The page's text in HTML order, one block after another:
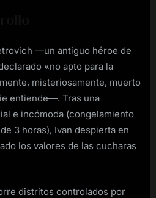
—un antiguo héroe de
«no apto para la
misteriosamente, muerto
entiende—. Tras una
e incómoda (congelamiento
3 horas), Ivan despierta en
los valores de las cucharas
distritos controlados por